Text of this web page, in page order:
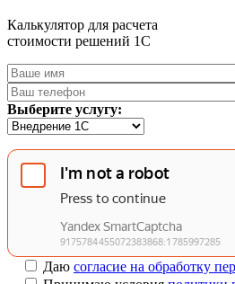
Калькулятор для расчета
стоимости решений 1C
Выберите услугу:
Даю согласие на обработку